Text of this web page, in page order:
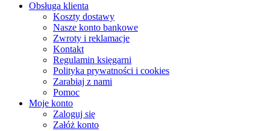
Obsługa klienta
Koszty dostawy
Nasze konto bankowe
Zwroty i reklamacje
Kontakt
Regulamin księgarni
Polityka prywatności i cookies
Zarabiaj z nami
Pomoc
Moje konto
Zaloguj się
Załóż konto